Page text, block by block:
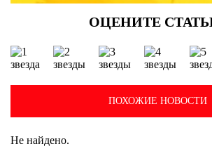
ПОХОЖИЕ НОВОСТИ
Не найдено.